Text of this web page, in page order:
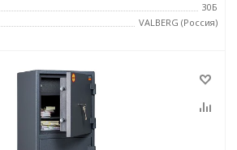
30Б
VALBERG (Россия)